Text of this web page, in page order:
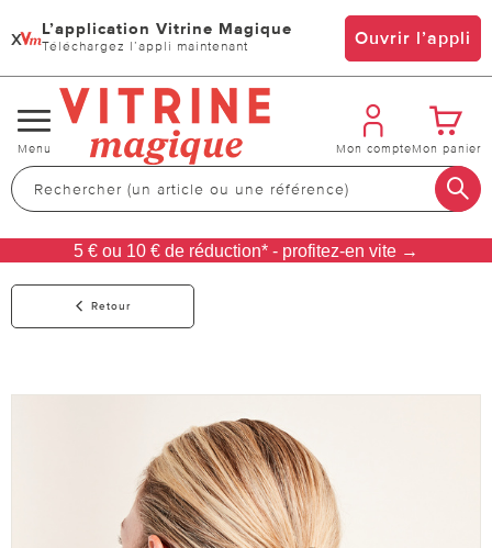
x L’application Vitrine Magique
Téléchargez l’appli maintenant Ouvrir l’appli
Changer
de
navigation
Menu Mon compteMon panier
5 € ou 10 € de réduction* - profitez-en vite →
Retour